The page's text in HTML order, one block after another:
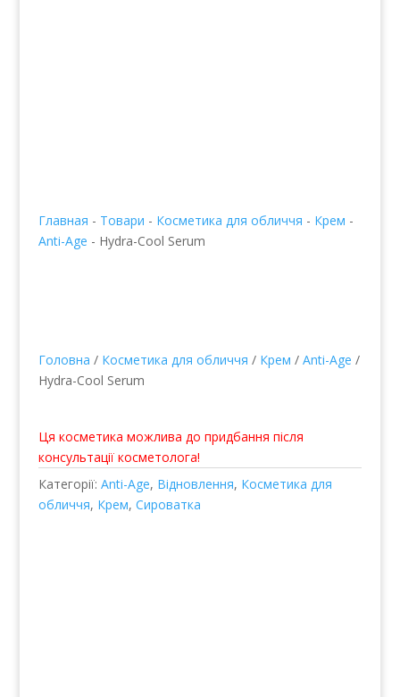
Главная - Товари - Косметика для обличчя - Крем -
Anti-Age - Hydra-Cool Serum
Головна / Косметика для обличчя / Крем / Anti-Age /
Hydra-Cool Serum
Ця косметика можлива до придбання після
консультації косметолога!
Категорії: Anti-Age, Відновлення, Косметика для
обличчя, Крем, Сироватка